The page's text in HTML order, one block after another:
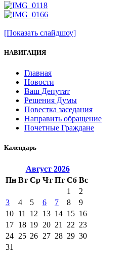
[Показать слайдшоу]
НАВИГАЦИЯ
Главная
Новости
Ваш Депутат
Решения Думы
Повестка заседания
Направить обращение
Почетные Граждане
Календарь
Август 2026
Пн Вт Ср Чт Пт Сб Вс
1
2
3
4 5 6 7 8
9
10 11 12 13 14 15 16
17 18 19 20 21 22 23
24 25 26 27 28 29 30
31